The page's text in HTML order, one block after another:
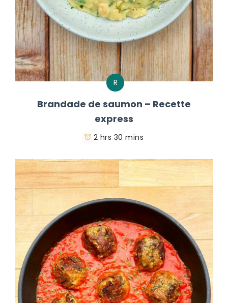
R
Brandade de saumon – Recette
express
2 hrs 30 mins